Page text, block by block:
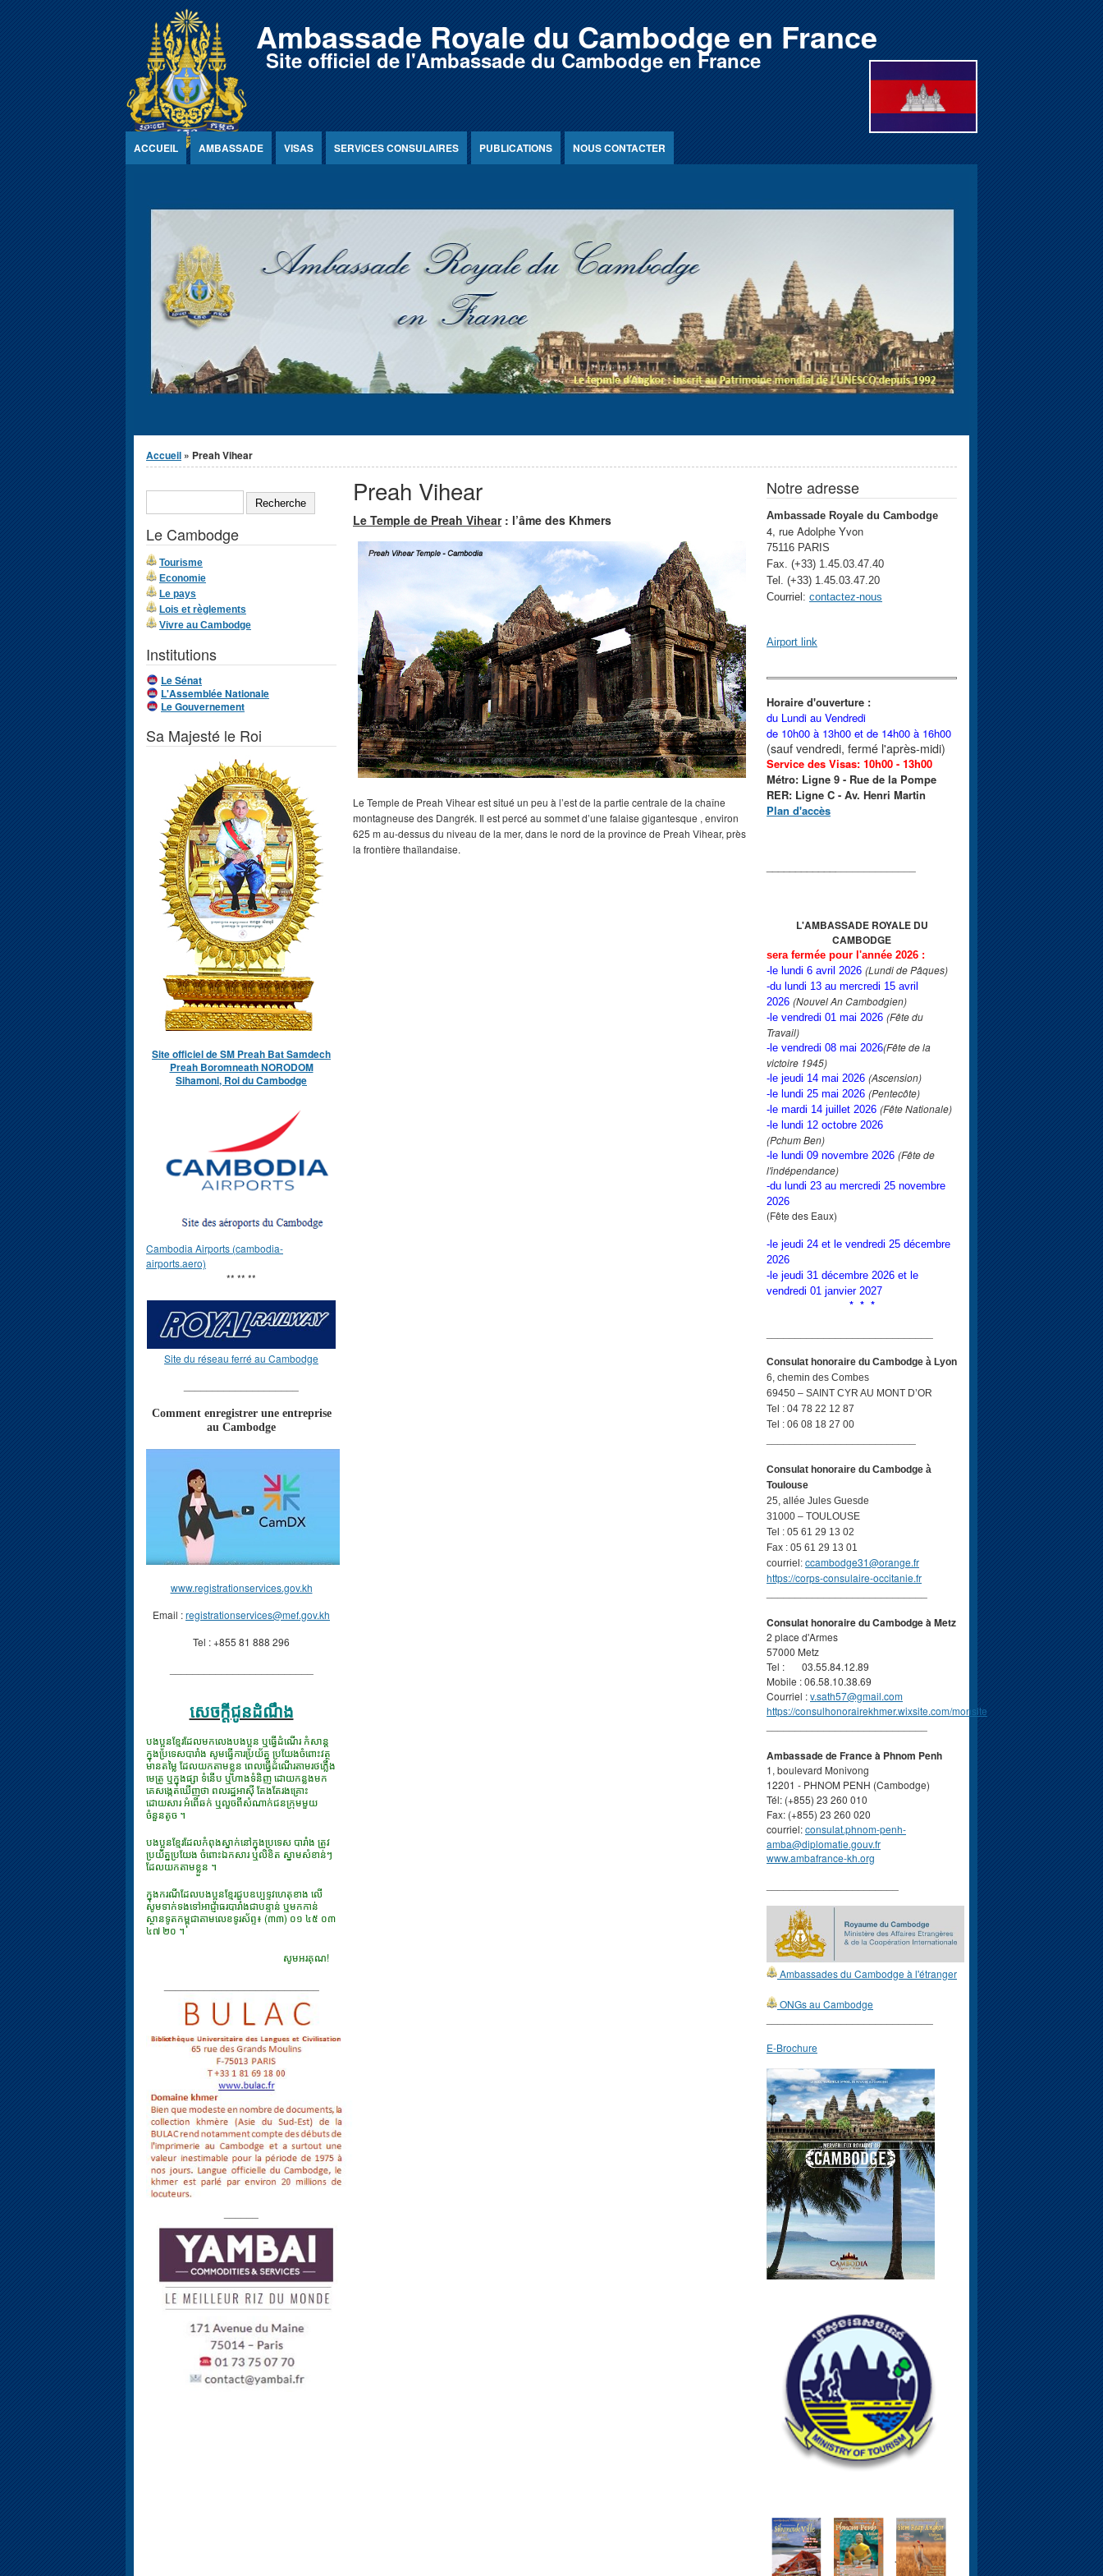
Ambassade Royale du Cambodge en France
Site officiel de l'Ambassade du Cambodge en France
ACCUEIL AMBASSADE VISAS SERVICES CONSULAIRES PUBLICATIONS NOUS CONTACTER
Vous êtes ici
Accueil » Preah Vihear
Preah Vihear
Le Temple de Preah Vihear: l’âme des Khmers
Le Temple de Preah Vihear est situé un peu à l’est de la partie centrale de la chaîne
montagneuse des Dangrék. Il est percé au sommet d’une falaise gigantesque , environ
625 m au-dessus du niveau de la mer, dans le nord de la province de Preah Vihear, près
la frontière thaïlandaise.
Formulaire de
recherche
Le Cambodge
Tourisme
Economie
Le pays
Lois et règlements
Vivre au Cambodge
Institutions
Le Sénat
L'Assemblée Nationale
Le Gouvernement
Sa Majesté le Roi
Site officiel de SM Preah Bat Samdech
Preah Boromneath NORODOM
Sihamoni, Roi du Cambodge
Cambodia Airports (cambodia-
airports.aero)
** ** **
Site du réseau ferré au Cambodge
Comment enregistrer une entreprise
au Cambodge
www.registrationservices.gov.kh
Email :registrationservices@mef.gov.kh
Tel : +855 81 888 296
សេចក្ដីជូនដំណឹង
បងប្អូនខ្មែរដែលមកលេងបងប្អូន ឬធ្វើដំណើរ កំសាន្ត
ក្នុងប្រទេសបារាំង សូមធ្វើការប្រយ័ត្ន ប្រយែងចំពោះវត្ថុ
មានតម្លៃ ដែលយកតាមខ្លួន ពេលធ្វើដំណើរតាមរថភ្លើង
មេត្រូ ឬក្នុងផ្សា ទំនើប ឬហាងទំនិញ ដោយកន្លងមក
គេសង្កេតឃើញថា ពលរដ្ឋអាស៊ី តែងតែរងគ្រោះ
ដោយសារ អំពើឆក់ ឬលួចពីសំណាក់ជនក្រុមមួយ
ចំនួនតូច ។
បងប្អូនខ្មែរដែលកំពុងស្នាក់នៅក្នុងប្រទេស បារាំង ត្រូវ
ប្រយ័ត្នប្រយែង ចំពោះឯកសារ​ ឬលិខិត ស្នាមសំខាន់ៗ
ដែលយកតាមខ្លួន ។
ក្នុងករណីដែលបងប្អូនខ្មែរជួបឧប្បទ្ទវហេតុខាង លើ
សូមទាក់ទងទៅអាជ្ញាធរបារាំងជាបន្ទាន់ ឬមកកាន់
ស្ថានទូតកម្ពុជាតាមលេខទូរស័ព្ទ៖ (៣៣) ០១ ៤៥ ០៣
៤៧ ២០ ។
សូមអរគុណ!
Notre adresse
Ambassade Royale du Cambodge
4, rue Adolphe Yvon
75116 PARIS
Fax. (+33) 1.45.03.47.40
Tel. (+33) 1.45.03.47.20
Courriel: contactez-nous
Airport link
Horaire d'ouverture :
du Lundi au Vendredi
de 10h00 à 13h00 et de 14h00 à 16h00
(sauf vendredi, fermé l'après-midi)
Service des Visas: 10h00 - 13h00
Métro: Ligne 9 - Rue de la Pompe
RER: Ligne C - Av. Henri Martin
Plan d'accès
L'AMBASSADE ROYALE DU
CAMBODGE
sera fermée pour l'année 2026 :
-le lundi 6 avril 2026 (Lundi de Pâques)
-du lundi 13 au mercredi 15 avril
2026 (Nouvel An Cambodgien)
-le vendredi 01 mai 2026 (Fête du
Travail)
-le vendredi 08 mai 2026(Fête de la
victoire 1945)
-le jeudi 14 mai 2026 (Ascension)
-le lundi 25 mai 2026 (Pentecôte)
-le mardi 14 juillet 2026 (Fête Nationale)
-le lundi 12 octobre 2026
(Pchum Ben)
-le lundi 09 novembre 2026 (Fête de
l'indépendance)
-du lundi 23 au mercredi 25 novembre
2026
(Fête des Eaux)
-le jeudi 24 et le vendredi 25 décembre
2026
-le jeudi 31 décembre 2026 et le
vendredi 01 janvier 2027
* * *
Consulat honoraire du Cambodge à Lyon
6, chemin des Combes
69450 – SAINT CYR AU MONT D’OR
Tel : 04 78 22 12 87
Tel : 06 08 18 27 00
Consulat honoraire du Cambodge à
Toulouse
25, allée Jules Guesde
31000 – TOULOUSE
Tel : 05 61 29 13 02
Fax : 05 61 29 13 01
courriel: ccambodge31@orange.fr
https://corps-consulaire-occitanie.fr
Consulat honoraire du Cambodge à Metz
2 place d'Armes
57000 Metz
Tel : 03.55.84.12.89
Mobile : 06.58.10.38.69
Courriel :v.sath57@gmail.com
https://consulhonorairekhmer.wixsite.com/monsite
Ambassade de France à Phnom Penh
1, boulevard Monivong
12201 - PHNOM PENH (Cambodge)
Tél: (+855) 23 260 010
Fax: (+855) 23 260 020
courriel:consulat.phnom-penh-
amba@diplomatie.gouv.fr
www.ambafrance-kh.org
Ambassades du Cambodge à l'étranger
ONGs au Cambodge
E-Brochure